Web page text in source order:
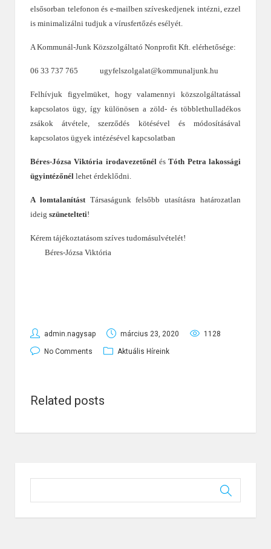
elsősorban telefonon és e-mailben szíveskedjenek intézni, ezzel
is minimalizálni tudjuk a vírusfertőzés esélyét.
A Kommunál-Junk Közszolgáltató Nonprofit Kft. elérhetősége:
06 33 737 765 ugyfelszolgalat@kommunaljunk.hu
Felhívjuk figyelmüket, hogy valamennyi közszolgáltatással
kapcsolatos ügy, így különösen a zöld- és többlethulladékos
zsákok átvétele, szerződés kötésével és módosításával
kapcsolatos ügyek intézésével kapcsolatban
Béres-Józsa Viktória irodavezetőnélésTóth Petra lakossági
ügyintézőnél lehet érdeklődni.
A lomtalanítást Társaságunk felsőbb utasításra határozatlan
ideig szünetelteti!
Kérem tájékoztatásom szíves tudomásulvételét!
Béres-Józsa Viktória
admin.nagysap március 23, 2020 1128
No Comments Aktuális Híreink
Related posts